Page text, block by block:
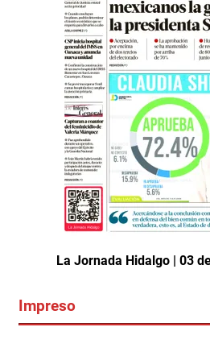
La Jornada Hidalgo | 03
Impreso